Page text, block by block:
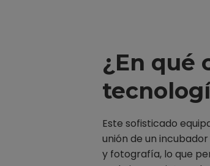
¿En qué
Este sofisticado
unión de un
y fotografía, lo que